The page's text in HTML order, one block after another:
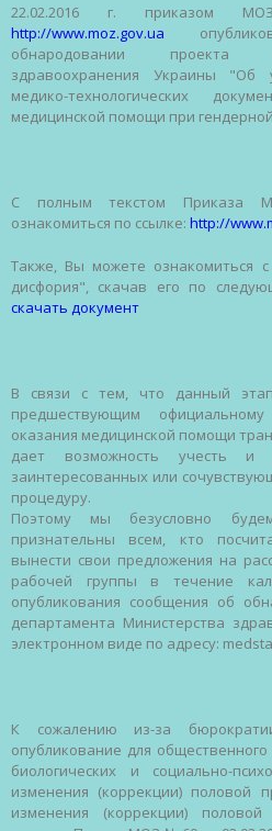
22.02.2016 г. приказом
http://www.moz.gov.ua
обнародовании
проекта
здравоохранения
Украины "Об
медико-технологических
медицинской помощи при гендерной
С полным текстом Приказа
ознакомиться по ссылке: http://
Также, Вы можете ознакомиться с
дисфория", скачав его по
скачать документ
В связи с тем, что данный этап
предшествующим
официальному
оказания медицинской помощи
дает
возможность учесть и
заинтересованных или
процедуру.
Поэтому
мы безусловно
признательны
всем, кто
вынести свои предложения на
рабочей
группы втечение
опубликования сообщения об
департамента Министерства
электронном виде по адресу:
К сожалению из-за
опубликование для общественного
биологических и социально-
изменения (коррекции) половой
изменения (коррекции) половой